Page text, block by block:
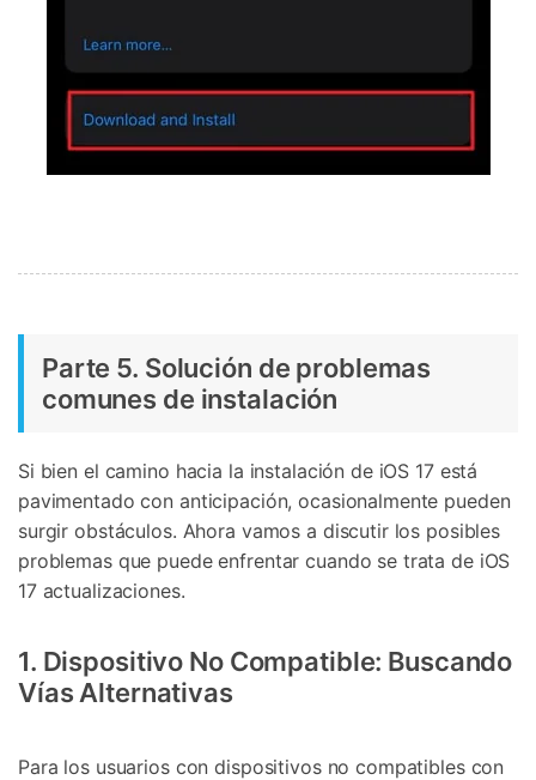
Parte 5. Solución de problemas
comunes de instalación
Si bien el camino hacia la instalación de iOS 17 está
pavimentado con anticipación, ocasionalmente pueden
surgir obstáculos. Ahora vamos a discutir los posibles
problemas que puede enfrentar cuando se trata de iOS
17 actualizaciones.
1. Dispositivo No Compatible: Buscando
Vías Alternativas
Para los usuarios con dispositivos no compatibles con